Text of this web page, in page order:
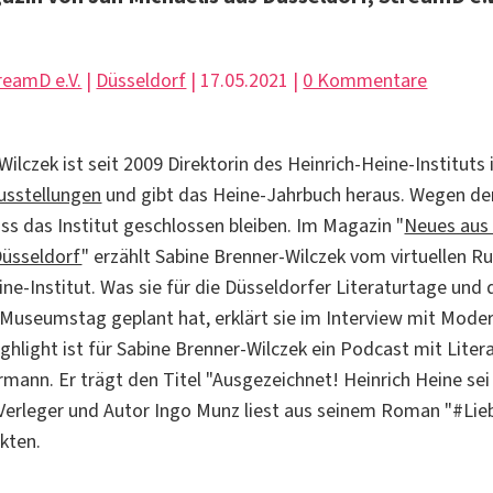
e.V. | Düsseldorf | 17.05.2021 | 0 Kommentare
ist seit 2009 Direktorin des Heinrich-Heine-Instituts
und gibt das Heine-Jahrbuch heraus. Wegen
das Institut geschlossen bleiben. Im Magazin "Neues
" erzählt Sabine Brenner-Wilczek vom virtuellen
Institut. Was sie für die Düsseldorfer Literaturtage und
geplant hat, erklärt sie im Interview mit
ist für Sabine Brenner-Wilczek ein Podcast mit
Er trägt den Titel "Ausgezeichnet! Heinrich Heine sei
und Autor Ingo Munz liest aus seinem Roman